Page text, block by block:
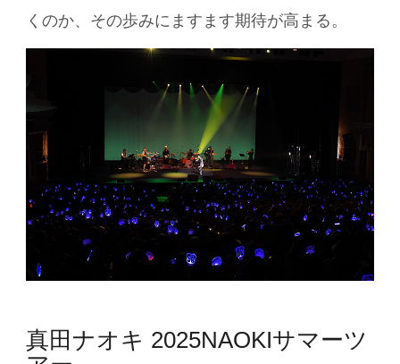
くのか、その歩みにますます期待が高まる。
真田ナオキ 2025NAOKIサマーツ